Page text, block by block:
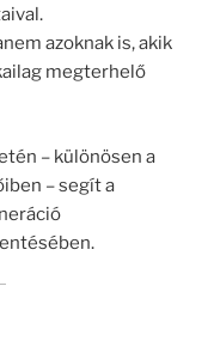
azoknak is, akik
megterhelő
– különösen a
– segít a